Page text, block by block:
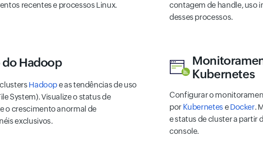
recentes e processos Linux.
contagem de handle, uso
desses processos.
Hadoop
Hadoope as tendências de uso
System). Visualize o status de
o crescimento anormal de
exclusivos.
Kubernetes
Configurar o
por Kubernetes eDocker.
e status de cluster a partir
console.